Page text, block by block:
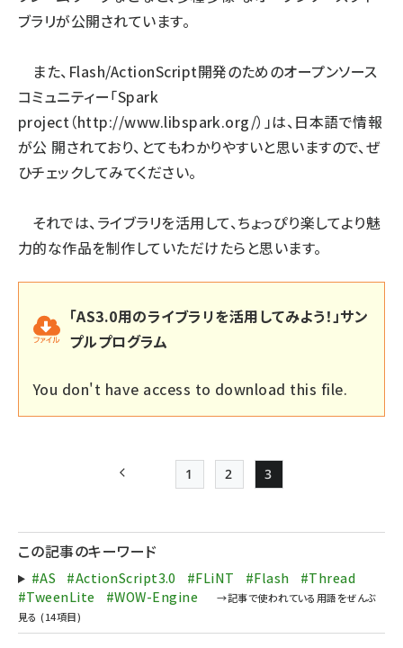
ブラリが公開されています。
また、Flash/ActionScript開発のためのオープンソース
コミュニティー「Spark
project（http://www.libspark.org/）」は、日本語で情報
が公 開されており、とてもわかりやすいと思いますので、ぜ
ひチェックしてみてください。
それでは、ライブラリを活用して、ちょっぴり楽してより魅
力的な作品を制作していただけたらと思います。
「AS3.0用のライブラリを活用してみよう！」サン
プルプログラム
You don't have access to download this file.
送
り
前ページ Page
1
Page
2
Page
3
この記事のキーワード
#AS #ActionScript3.0 #FLiNT #Flash
#Thread
#TweenLite
#WOW-Engine